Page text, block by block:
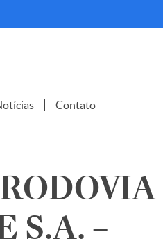
Contato
S.A. –